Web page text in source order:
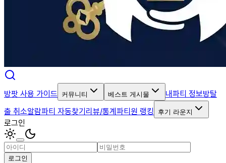
방팟 사용 가이드 커뮤니티 베스트 게시물 내파티 정보방탈
출 취소알람파티 자동찾기리뷰/통계파티원 랭킹 후기 라운지
로그인
로그인